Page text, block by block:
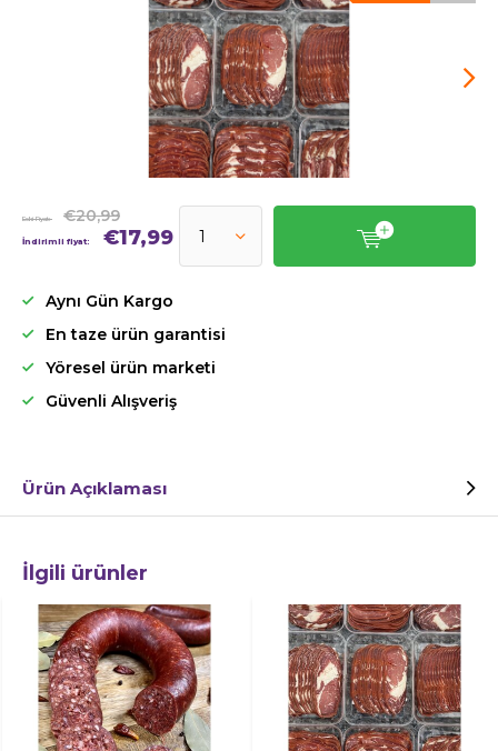
Eski Fiyat: €20,99
İndirimli fiyat: €17,99
Aynı Gün Kargo
En taze ürün garantisi
Yöresel ürün marketi
Güvenli Alışveriş
Ürün Açıklaması
İlgili ürünler